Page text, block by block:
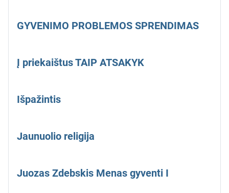
GYVENIMO PROBLEMOS SPRENDIMAS
Į priekaištus TAIP ATSAKYK
Išpažintis
Jaunuolio religija
Juozas Zdebskis Menas gyventi I